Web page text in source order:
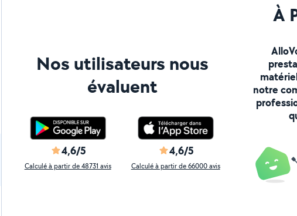
Nos utilisateurs nous
évaluent
4,6/5
Calculé à partir de 48731 avis
4,6/5
Calculé à partir de 66000 avis
À
notre